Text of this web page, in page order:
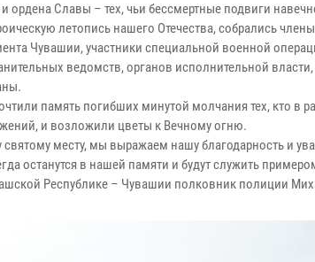
ордена Славы – тех, чьи бессмертные подвиги
летопись нашего Отечества, собрались члены
Чувашии, участники специальной военной
ведомств, органов исполнительной власти,
память погибших минутой молчания тех, кто в
и возложили цветы к Вечному огню.
святому месту, мы выражаем нашу благодарность и
останутся в нашей памяти и будут служить
Республике – Чувашии полковник полиции